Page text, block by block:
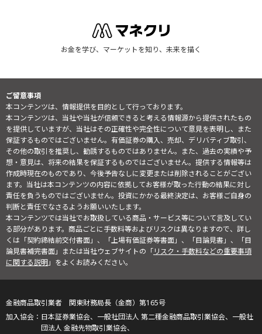
お金を学び、マーケットを知り、未来を描く
ご留意事項
本コンテンツは、情報提供を目的として行っております。
本コンテンツは、当社や当社が信頼できると考える情報源から提供されたもの
を提供していますが、当社はその正確性や完全性について意見を表明し、また
保証するものではございません。有価証券の購入、売却、デリバティブ取引、
その他の取引を推奨し、勧誘するものではありません。また、過去の実績や予
想・意見は、将来の結果を保証するものではございません。提供する情報等は
作成時現在のものであり、今後予告なしに変更または削除されることがござい
ます。当社は本コンテンツの内容に依拠してお客様が取った行動の結果に対し
責任を負うものではございません。投資にかかる最終決定は、お客様ご自身の
判断と責任でなさるようお願いいたします。
本コンテンツでは当社でお取扱している商品・サービス等について言及してい
る部分があります。商品ごとに手数料等およびリスクは異なりますので、詳し
くは「契約締結前交付書面」、「上場有価証券等書面」、「目論見書」、「目
論見書補完書面」または当社ウェブサイトの「リスク・手数料などの重要事項
に関する説明」をよくお読みください。
金融商品取引業者 関東財務局長（金商）第165号
日本証券業協会、一般社団法人 第二種金融商品取引業協会、一般社
団法人 金融先物取引業協会、